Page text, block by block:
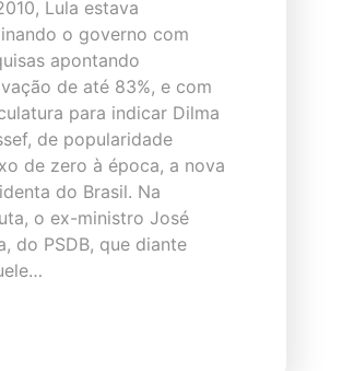
Lula estava
o governo com
apontando
de até 83%, e com
para indicar Dilma
de popularidade
de zero à época, a nova
do Brasil. Na
o ex-ministro José
do PSDB, que diante